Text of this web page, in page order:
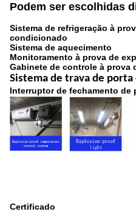
Podem ser escolhidas
Sistema de refrigeração à
condicionado
Sistema de aquecimento
Monitoramento à prova de
Gabinete de controle à prova
Sistema de trava de porta
Interruptor de fechamento de
Certificado